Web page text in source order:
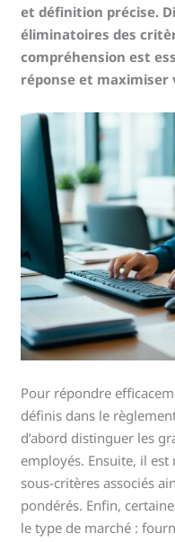
et définition précise.
éliminatoires des
compréhension est
réponse et maximiser
Pour répondre
définis dans le
d’abord distinguer les
employés. Ensuite, il
sous-critères associés
pondérés. Enfin,
le type de marché :